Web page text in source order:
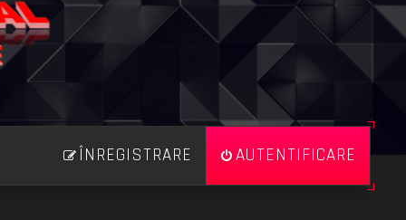
AUTENTIFICARE
ÎNREGISTRARE